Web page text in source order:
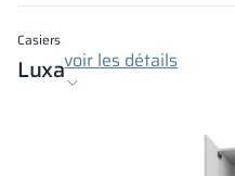
Casiers
Luxavoir les détails